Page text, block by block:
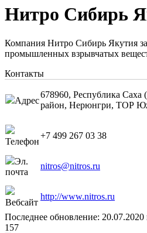
Нитро Сибирь
Компания Нитро Сибирь Якутия
промышленных взрывчатых
Контакты
Адрес
678960, Республика
район, Нерюнгри, ТОР
Телефон
+7 499 267 03 38
Эл.
почта
nitros@nitros.ru
Вебсайт
http://www.nitros.ru
Последнее обновление: 20.07.2020
157